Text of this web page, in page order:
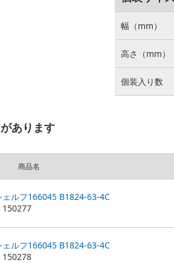
幅（mm）
高さ（mm）
個装入り数
あります
商品名
ルフ166045 B1824-63-4C
150277
ルフ166045 B1824-63-4C
150278